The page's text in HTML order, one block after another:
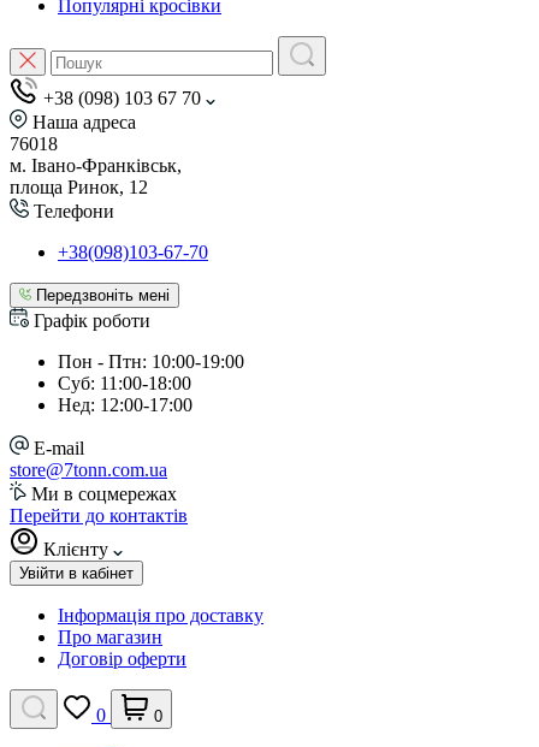
Популярні кросівки
+38 (098) 103 67 70
Наша адреса
76018
м. Івано-Франківськ,
площа Ринок, 12
Телефони
+38(098)103-67-70
Передзвоніть мені
Графік роботи
Пон - Птн: 10:00-19:00
Суб: 11:00-18:00
Нед: 12:00-17:00
E-mail
store@7tonn.com.ua
Ми в соцмережах
Перейти до контактів
Клієнту
Увійти в кабінет
Інформація про доставку
Про магазин
Договір оферти
0 0